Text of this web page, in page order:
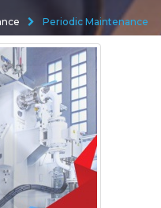
Periodic Maintenance